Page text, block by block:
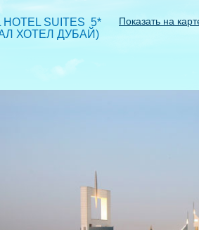
HOTEL SUITES 5*
ХОТЕЛ ДУБАЙ)
Показать на